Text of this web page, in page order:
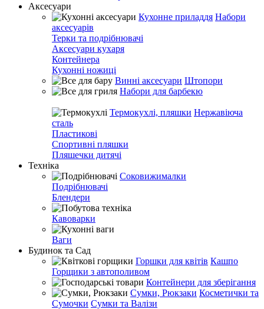
Аксесуари
Кухонне приладдя Набори
аксесуарів
Терки та подрібнювачі
Аксесуари кухаря
Контейнера
Кухонні ножиці
Винні аксесуари Штопори
Набори для барбекю
Термокухлі, пляшки Нержавіюча
сталь
Пластикові
Спортивні пляшки
Пляшечки дитячі
Техніка
Соковижималки
Подрібнювачі
Блендери
Кавоварки
Ваги
Будинок та Сад
Горшки для квітів Кашпо
Горщики з автополивом
Контейнери для зберігання
Сумки, Рюкзаки Косметички та
Сумочки Сумки та Валізи